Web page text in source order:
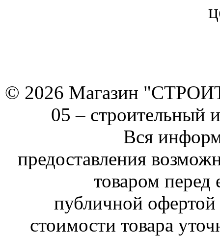
© 2026 Магазин
05 – строительный
Вся
предоставления
товаром перед
публичной
стоимости товара